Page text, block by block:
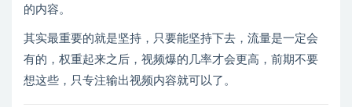
的内容。
其实最重要的就是坚持，只要能坚持下去，流量是一定会
有的，权重起来之后，视频爆的几率才会更高，前期不要
想这些，只专注输出视频内容就可以了。